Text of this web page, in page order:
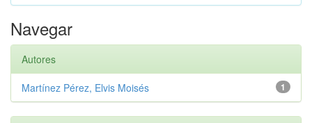
Navegar
Autores
1
Martínez Pérez, Elvis Moisés